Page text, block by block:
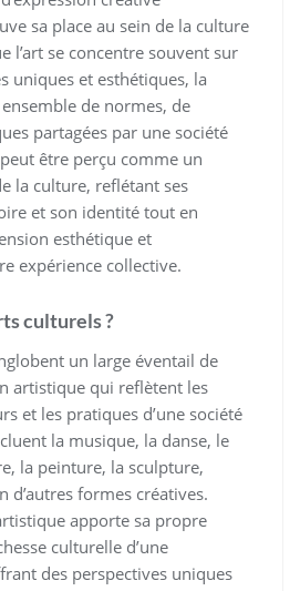
sa place au sein de la culture
l’art se concentre souvent sur
uniques et esthétiques, la
de normes, de
partagées par une société
être perçu comme un
la culture, reflétant ses
et son identité tout en
esthétique et
expérience collective.
culturels ?
un large éventail de
artistique qui reflètent les
et les pratiques d’une société
la musique, la danse, le
la peinture, la sculpture,
d’autres formes créatives.
apporte sa propre
culturelle d’une
des perspectives uniques